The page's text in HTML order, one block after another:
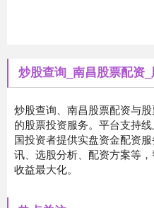
炒股查询_南昌股票配资
炒股查询、南昌股票配资与
的股票投资服务。平台支持
国投资者提供实盘资金配资
讯、选股分析、配资方案等
收益最大化。